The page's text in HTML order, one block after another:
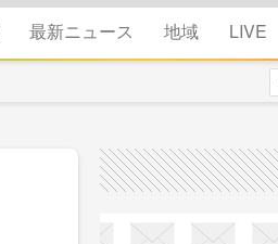
最新ニュース 地域 LIVE